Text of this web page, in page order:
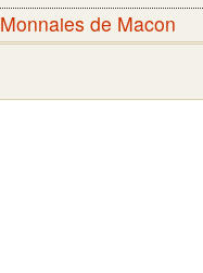
Monnaies de Macon